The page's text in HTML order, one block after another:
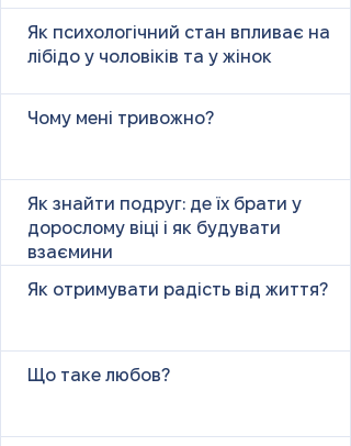
Як психологічний стан впливає на
лібідо у чоловіків та у жінок
Чому мені тривожно?
Як знайти подруг: де їх брати у
дорослому віці і як будувати
взаємини
Як отримувати радість від життя?
Що таке любов?